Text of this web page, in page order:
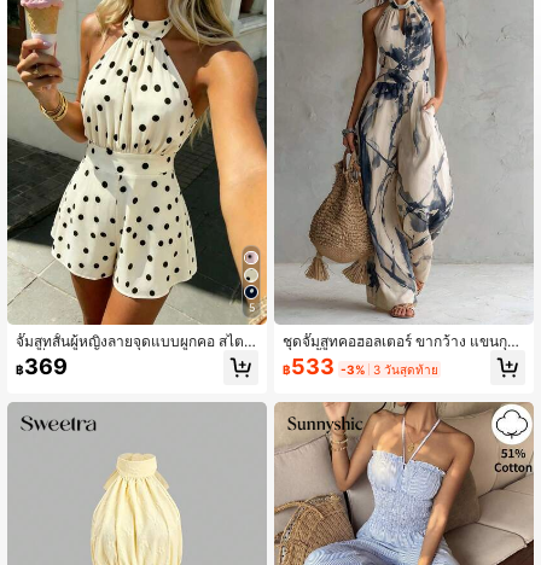
4.84 428K ผู้ติดตาม
4.84 428K ผู้ติดตาม
4.84 428K ผู้ติดตาม
5
จั๊มสูทสั้นผู้หญิงลายจุดแบบผูกคอ สไตล์
แฟชั่นใหม่ เรียบหรู ลำลอง แมตช์ง่าย เ
หมาะสำหรับเดทประจำวัน ช้อปปิ้ง ท่อง
฿369
ชุดจั๊มสูทคอฮอลเตอร์ ขากว้าง แขนกุด
แบบชิ้นเดียว มีกระเป๋าข้าง ผ้าพิมพ์ลาย
หมึกสีน้ำเงินและขาว เอฟเฟกต์มัดย้อม
oncore
฿533 -3% 3 วันสุดท้าย